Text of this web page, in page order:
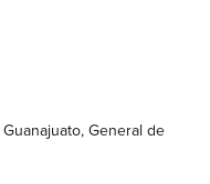
General de